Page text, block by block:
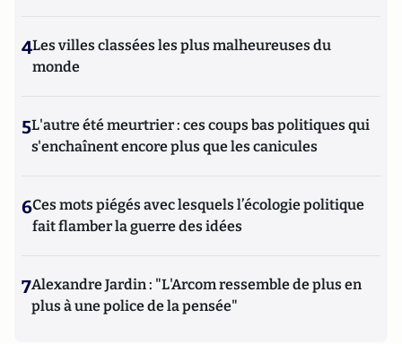
4Les villes classées les plus malheureuses du
monde
5L'autre été meurtrier : ces coups bas politiques qui
s'enchaînent encore plus que les canicules
6Ces mots piégés avec lesquels l’écologie politique
fait flamber la guerre des idées
7Alexandre Jardin : "L'Arcom ressemble de plus en
plus à une police de la pensée"